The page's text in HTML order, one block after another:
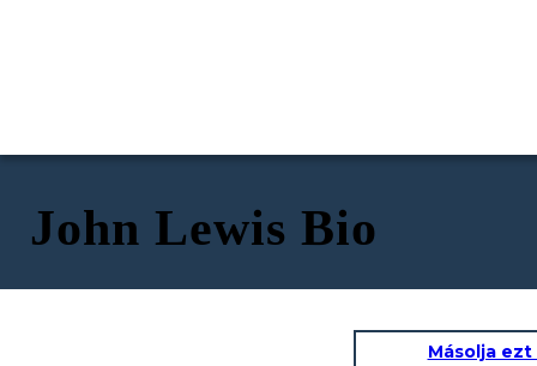
John Lewis Bio
Másolja